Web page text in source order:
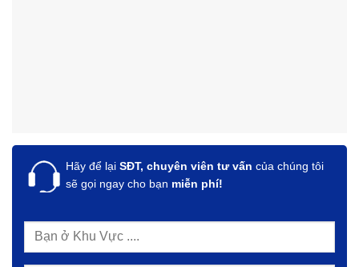
Hãy để lại SĐT, chuyên viên tư vấn của chúng tôi
sẽ gọi ngay cho bạn miễn phí!